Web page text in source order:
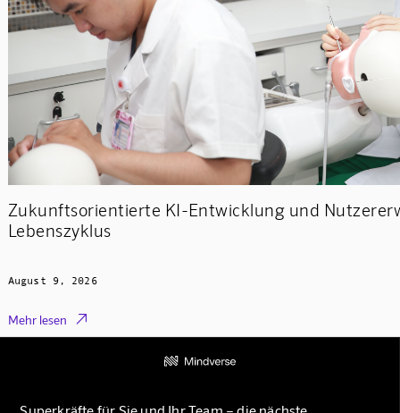
Zukunftsorientierte KI-Entwicklung und
Lebenszyklus
August 9, 2026
Mehr lesen 